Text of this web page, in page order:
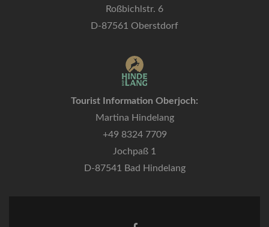
Roßbichlstr. 6
D-87561 Oberstdorf
Tourist Information Oberjoch:
Martina Hindelang
+49 8324 7709
Jochpaß 1
D-87541 Bad Hindelang